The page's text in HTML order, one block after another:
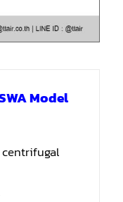
Model
centrifugal